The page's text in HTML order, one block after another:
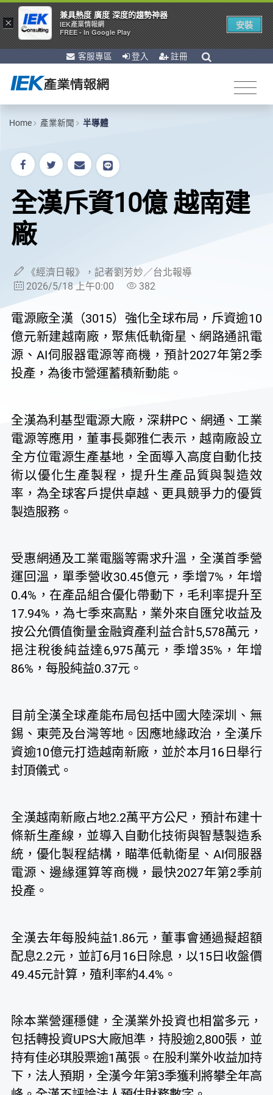
客服專區 登入 註冊
Home 產業新聞 半導體
全漢斥資10億 越南建
廠
《經濟日報》，記者劉芳妙／台北報導
2026/5/18 上午0:00
382
電源廠全漢（3015）強化全球布局，斥資逾10
億元新建越南廠，聚焦低軌衛星、網路通訊電
源、AI伺服器電源等商機，預計2027年第2季
投產，為後市營運蓄積新動能。
全漢為利基型電源大廠，深耕PC、網通、工業
電源等應用，董事長鄭雅仁表示，越南廠設立
全方位電源生產基地，全面導入高度自動化技
術以優化生產製程，提升生產品質與製造效
率，為全球客戶提供卓越、更具競爭力的優質
製造服務。
受惠網通及工業電腦等需求升溫，全漢首季營
運回溫，單季營收30.45億元，季增7%，年增
0.4%，在產品組合優化帶動下，毛利率提升至
17.94%，為七季來高點，業外來自匯兌收益及
按公允價值衡量金融資產利益合計5,578萬元，
挹注稅後純益達6,975萬元，季增35%，年增
86%，每股純益0.37元。
目前全漢全球產能布局包括中國大陸深圳、無
錫、東莞及台灣等地。因應地緣政治，全漢斥
資逾10億元打造越南新廠，並於本月16日舉行
封頂儀式。
全漢越南新廠占地2.2萬平方公尺，預計布建十
條新生產線，並導入自動化技術與智慧製造系
統，優化製程結構，瞄準低軌衛星、AI伺服器
電源、邊緣運算等商機，最快2027年第2季前
投產。
全漢去年每股純益1.86元，董事會通過擬超額
配息2.2元，並訂6月16日除息，以15日收盤價
49.45元計算，殖利率約4.4%。
除本業營運穩健，全漢業外投資也相當多元，
包括轉投資UPS大廠旭準，持股逾2,800張，並
持有佳必琪股票逾1萬張。在股利業外收益加持
下，法人預期，全漢今年第3季獲利將攀全年高
×
兼具熱度 廣度 深度的趨勢神器
IEK產業情報網
FREE - In Google Play
安裝